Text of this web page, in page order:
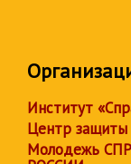
Институт
Центр
Молодежь